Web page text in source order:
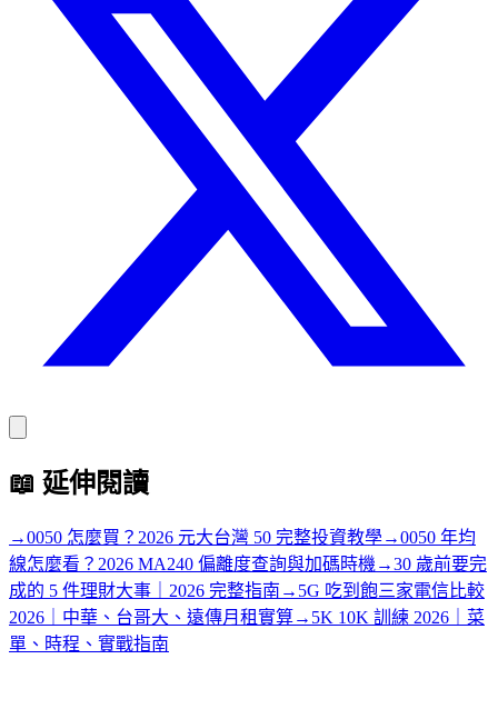
📖 延伸閱讀
→0050 怎麼買？2026 元大台灣 50 完整投資教學→0050 年均
線怎麼看？2026 MA240 偏離度查詢與加碼時機 →30 歲前要完
成的 5 件理財大事｜2026 完整指南 → 5G 吃到飽三家電信比較
2026｜中華、台哥大、遠傳月租實算→ 5K 10K 訓練 2026｜菜
單、時程、實戰指南